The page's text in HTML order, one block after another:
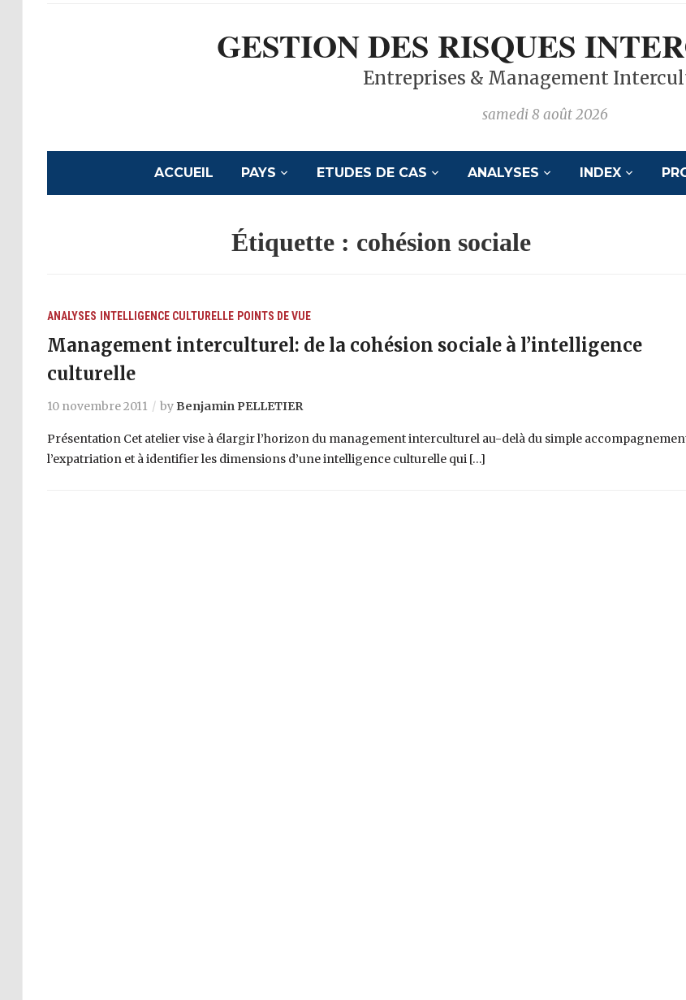
GESTION DES RISQUES
Entreprises & Management
samedi 8 août 2026
ACCUEIL PAYS ETUDES DE CAS ANALYSES INDEX
Étiquette : cohésion sociale
ANALYSES INTELLIGENCE CULTURELLE POINTS DE VUE
Management interculturel: de la cohésion sociale à l’intelligence
culturelle
10 novembre 2011 by Benjamin PELLETIER
Présentation Cet atelier vise à élargir l’horizon du management interculturel au-delà du simple
l’expatriation et à identifier les dimensions d’une intelligence culturelle qui […]